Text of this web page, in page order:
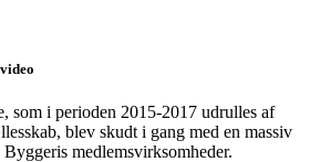
som i perioden 2015-2017 udrulles af
blev skudt i gang med en massiv
medlemsvirksomheder.